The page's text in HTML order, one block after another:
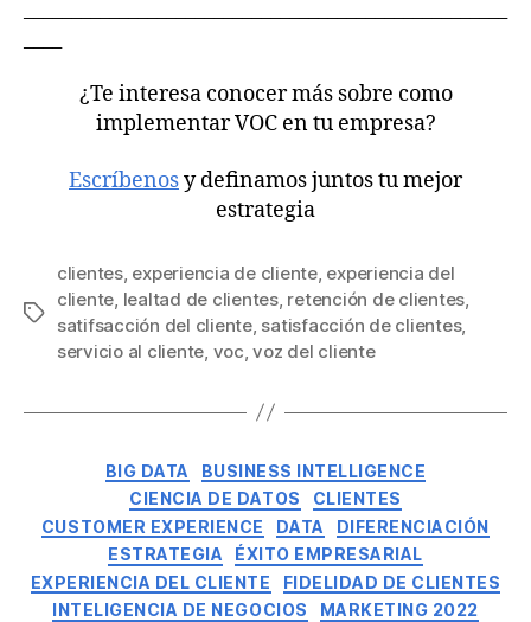
¿Te interesa conocer más sobre como
implementar VOC en tu empresa?
Escríbenosy definamos juntos tu mejor
estrategia
clientes, experiencia de cliente, experiencia del
cliente lealtad de clientes, retención de clientes
satifsacción del cliente, satisfacción de clientes,
servicio al cliente voc ,voz del cliente
BIG DATA
BUSINESS INTELLIGENCE
CIENCIA DE DATOS
CLIENTES
CUSTOMER EXPERIENCE
DATA
DIFERENCIACIÓN
ESTRATEGIA
ÉXITO EMPRESARIAL
EXPERIENCIA DEL CLIENTE
FIDELIDAD DE CLIENTES
INTELIGENCIA DE NEGOCIOS
MARKETING 2022